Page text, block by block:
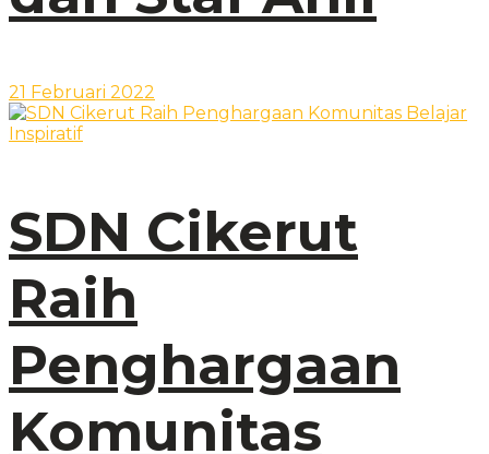
21 Februari 2022
SDN Cikerut
Raih
Penghargaan
Komunitas